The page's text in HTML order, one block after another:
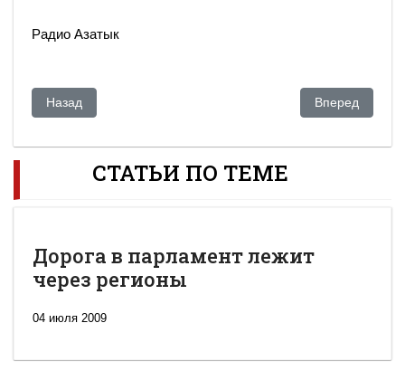
Радио Азатык
Предыдущий: АБЛЯЗОВ VS. НАЗАРБАЕВ
Назад Следующий:
Вперед
СТАТЬИ ПО ТЕМЕ
Дорога в парламент лежит
через регионы
04 июля 2009